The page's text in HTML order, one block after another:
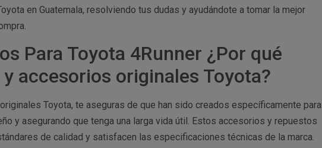
en Guatemala, resolviendo tus dudas y ayudándote a tomar la mejor
Para Toyota 4Runner ¿Por qué
accesorios originales Toyota?
Toyota, te aseguras de que han sido creados específicamente para
y asegurando que tenga una larga vida útil. Estos accesorios y repuestos
de calidad y satisfacen las especificaciones técnicas de la marca.